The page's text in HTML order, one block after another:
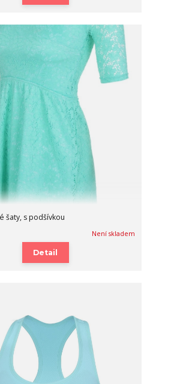
šaty, s podšívkou
Není skladem
Detail